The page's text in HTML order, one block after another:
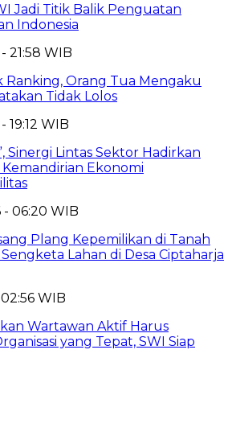
Jadi Titik Balik Penguatan
Indonesia
21:58 WIB
Ranking, Orang Tua Mengaku
Tidak Lolos
19:12 WIB
Sinergi Lintas Sektor Hadirkan
Ekonomi
06:20 WIB
Plang Kepemilikan di Tanah
Lahan di Desa Ciptaharja
WIB
Wartawan Aktif Harus
yang Tepat, SWI Siap